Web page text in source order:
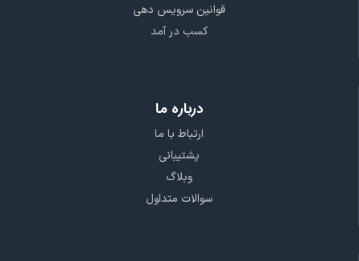
قوانین سرویس دهی
کسب در آمد
درباره ما
ارتباط با ما
پشتیبانی
وبلاگ
سوالات متداول